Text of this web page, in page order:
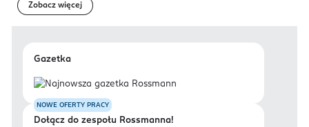
Zobacz więcej
Gazetka
NOWE OFERTY PRACY
Dołącz do zespołu Rossmanna!